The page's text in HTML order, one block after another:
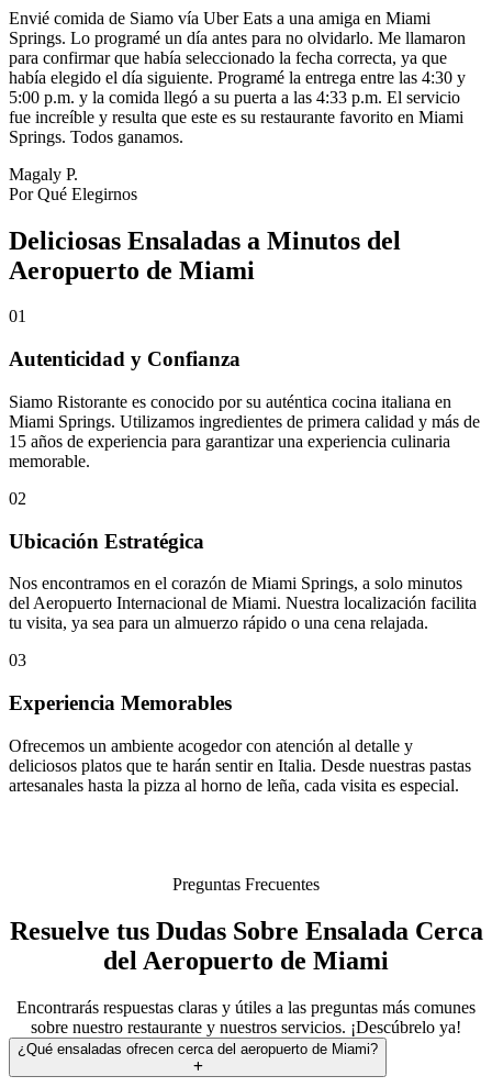
Envié comida de Siamo vía Uber Eats a una amiga en Miami
Springs. Lo programé un día antes para no olvidarlo. Me llamaron
para confirmar que había seleccionado la fecha correcta, ya que
había elegido el día siguiente. Programé la entrega entre las 4:30 y
5:00 p.m. y la comida llegó a su puerta a las 4:33 p.m. El servicio
fue increíble y resulta que este es su restaurante favorito en Miami
Springs. Todos ganamos.
Magaly P.
Por Qué Elegirnos
Deliciosas Ensaladas a Minutos del
Aeropuerto de Miami
01
Autenticidad y Confianza
Siamo Ristorante es conocido por su auténtica cocina italiana en
Miami Springs. Utilizamos ingredientes de primera calidad y más de
15 años de experiencia para garantizar una experiencia culinaria
memorable.
02
Ubicación Estratégica
Nos encontramos en el corazón de Miami Springs, a solo minutos
del Aeropuerto Internacional de Miami. Nuestra localización facilita
tu visita, ya sea para un almuerzo rápido o una cena relajada.
03
Experiencia Memorables
Ofrecemos un ambiente acogedor con atención al detalle y
deliciosos platos que te harán sentir en Italia. Desde nuestras pastas
artesanales hasta la pizza al horno de leña, cada visita es especial.
Preguntas Frecuentes
Resuelve tus Dudas Sobre Ensalada Cerca
del Aeropuerto de Miami
Encontrarás respuestas claras y útiles a las preguntas más comunes
sobre nuestro restaurante y nuestros servicios. ¡Descúbrelo ya!
¿Qué ensaladas ofrecen cerca del aeropuerto de Miami?